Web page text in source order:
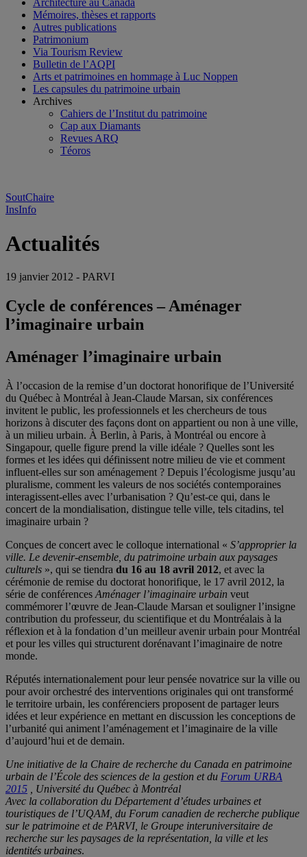
Architecture au Canada
Mémoires, thèses et rapports
Autres publications
Patrimonium
Via Tourism Review
Bulletin de l’AQPI
Arts et patrimoines en hommage à Luc Noppen
Les capsules du patrimoine urbain
Archives
Cahiers de l’Institut du patrimoine
Cap aux Diamants
Revues ARQ
Téoros
SoutChaire
InsInfo
Actualités
19 janvier 2012 - PARVI
Cycle de conférences – Aménager
l’imaginaire urbain
Aménager l’imaginaire urbain
À l’occasion de la remise d’un doctorat honorifique de l’Université
du Québec à Montréal à Jean-Claude Marsan, six conférences
invitent le public, les professionnels et les chercheurs de tous
horizons à discuter des façons dont on appartient ou non à une ville,
à un milieu urbain. À Berlin, à Paris, à Montréal ou encore à
Singapour, quelle figure prend la ville idéale ? Quelles sont les
formes et les idées qui définissent notre milieu de vie et comment
influent-elles sur son aménagement ? Depuis l’écologisme jusqu’au
pluralisme, comment les valeurs de nos sociétés contemporaines
interagissent-elles avec l’urbanisation ? Qu’est-ce qui, dans le
concert de la mondialisation, distingue telle ville, tels citadins, tel
imaginaire urbain ?
Conçues de concert avec le colloque international « S’approprier la
ville. Le devenir-ensemble, du patrimoine urbain aux paysages
culturels », qui se tiendra du 16 au 18 avril 2012, et avec la
cérémonie de remise du doctorat honorifique, le 17 avril 2012, la
série de conférences Aménager l’imaginaire urbain veut
commémorer l’œuvre de Jean-Claude Marsan et souligner l’insigne
contribution du professeur, du scientifique et du Montréalais à la
réflexion et à la fondation d’un meilleur avenir urbain pour Montréal
et pour les villes qui structurent dorénavant l’imaginaire de notre
monde.
Réputés internationalement pour leur pensée novatrice sur la ville ou
pour avoir orchestré des interventions originales qui ont transformé
le territoire urbain, les conférenciers proposent de partager leurs
idées et leur expérience en mettant en discussion les conceptions de
l’urbanité qui animent l’aménagement et l’imaginaire de la ville
d’aujourd’hui et de demain.
Une initiative de la Chaire de recherche du Canada en patrimoine
urbain de l’École des sciences de la gestion et du Forum URBA
2015 , Université du Québec à Montréal
Avec la collaboration du Département d’études urbaines et
touristiques de l’UQAM, du Forum canadien de recherche publique
sur le patrimoine et de PARVI, le Groupe interuniversitaire de
recherche sur les paysages de la représentation, la ville et les
identités urbaines.